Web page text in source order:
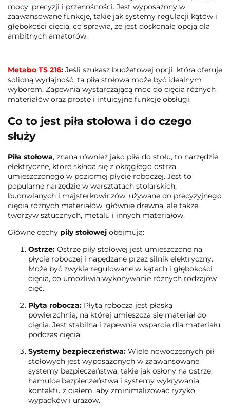
mocy, precyzji i przenośności. Jest wyposażony w
zaawansowane funkcje, takie jak systemy regulacji kątów i
głębokości cięcia, co sprawia, że jest doskonałą opcją dla
ambitnych amatorów.
Metabo TS 216: Jeśli szukasz budżetowej opcji, która oferuje
solidną wydajność, ta piła stołowa może być idealnym
wyborem. Zapewnia wystarczającą moc do cięcia różnych
materiałów oraz proste i intuicyjne funkcje obsługi.
Co to jest piła stołowa i do czego
służy
Piła stołowa, znana również jako piła do stołu, to narzędzie
elektryczne, które składa się z okrągłego ostrza
umieszczonego w poziomej płycie roboczej. Jest to
popularne narzędzie w warsztatach stolarskich,
budowlanych i majsterkowiczów, używane do precyzyjnego
cięcia różnych materiałów, głównie drewna, ale także
tworzyw sztucznych, metalu i innych materiałów.
Główne cechy piły stołowej obejmują:
Ostrze: Ostrze piły stołowej jest umieszczone na
płycie roboczej i napędzane przez silnik elektryczny.
Może być zwykle regulowane w kątach i głębokości
cięcia, co umożliwia wykonywanie różnych rodzajów
cięć.
Płyta robocza: Płyta robocza jest płaską
powierzchnią, na której umieszcza się materiał do
cięcia. Jest stabilna i zapewnia wsparcie dla materiału
podczas cięcia.
Systemy bezpieczeństwa: Wiele nowoczesnych pił
stołowych jest wyposażonych w zaawansowane
systemy bezpieczeństwa, takie jak osłony na ostrze,
hamulce bezpieczeństwa i systemy wykrywania
kontaktu z ciałem, aby zminimalizować ryzyko
wypadków i urazów.